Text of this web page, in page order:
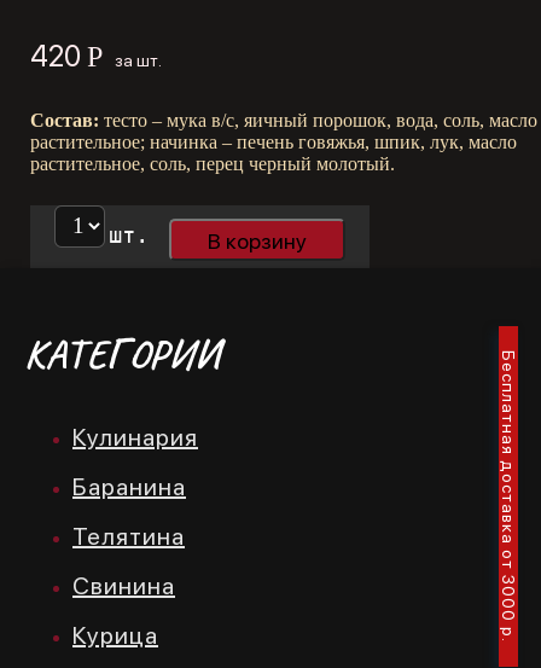
Бесплатная доставка от 3000 р.
420 Р за шт.
Состав: тесто – мука в/с, яичный порошок, вода, соль, масло
растительное; начинка – печень говяжья, шпик, лук, масло
растительное, соль, перец черный молотый.
шт. В корзину
КАТЕГОРИИ
Кулинария
Баранина
Телятина
Свинина
Курица